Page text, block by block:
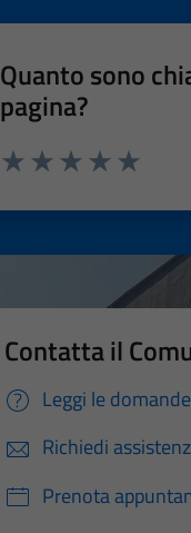
Quanto sono
pagina?
Contatta il
Leggi le
Richiedi
Prenota